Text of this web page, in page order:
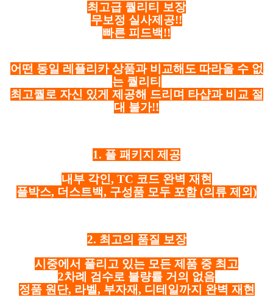
최고급 퀄리티 보장
무보정 실사제공!!
빠른 피드백!!
어떤 동일 레플리카 상품과 비교해도 따라올 수 없
는 퀄리티
최고퀄로 자신 있게 제공해 드리며 타샵과 비교 절
대 불가!!
1. 풀 패키지 제공
내부 각인, TC 코드 완벽 재현
풀박스, 더스트백, 구성품 모두 포함 (의류 제외)
2. 최고의 품질 보장
시중에서 풀리고 있는 모든 제품 중 최고
2차례 검수로 불량률 거의 없음
정품 원단, 라벨, 부자재, 디테일까지 완벽 재현